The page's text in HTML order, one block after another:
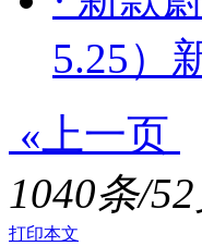
5.25）
«上一页
1040条/
打印本文